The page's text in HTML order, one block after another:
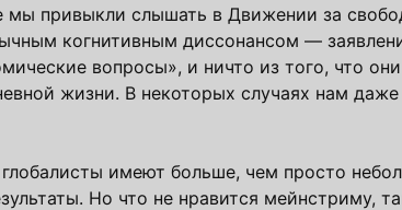
мы привыкли слышать в Движении за
когнитивным диссонансом —
вопросы», и ничто из того, что
жизни. В некоторых случаях нам даже
имеют больше, чем просто
Но что не нравится мейнстриму,